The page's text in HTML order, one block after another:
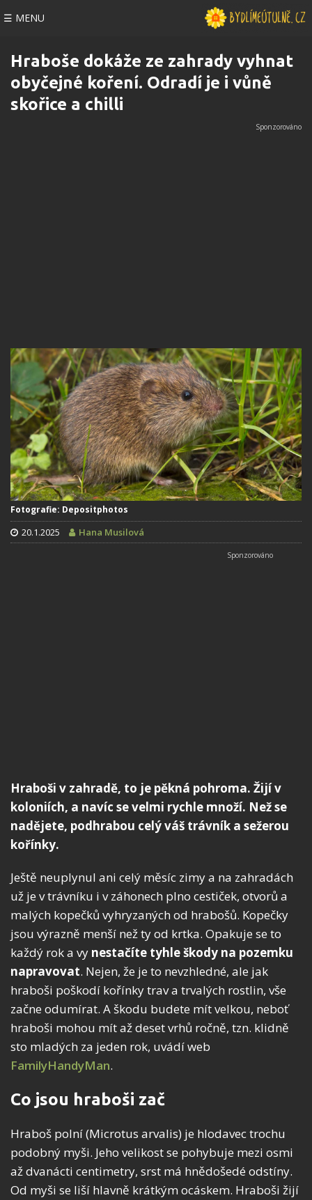
☰ MENU
Hraboše dokáže ze zahrady vyhnat
obyčejné koření. Odradí je i vůně
skořice a chilli
Fotografie: Depositphotos
20.1.2025 Hana Musilová
Hraboši v zahradě, to je pěkná pohroma. Žijí v
koloniích, a navíc se velmi rychle množí. Než se
nadějete, podhrabou celý váš trávník a sežerou
kořínky.
Ještě neuplynul ani celý měsíc zimy a na zahradách
už je v trávníku i v záhonech plno cestiček, otvorů a
malých kopečků vyhryzaných od hrabošů. Kopečky
jsou výrazně menší než ty od krtka. Opakuje se to
každý rok a vy nestačíte tyhle škody na pozemku
napravovat. Nejen, že je to nevzhledné, ale jak
hraboši poškodí kořínky trav a trvalých rostlin, vše
začne odumírat. A škodu budete mít velkou, neboť
hraboši mohou mít až deset vrhů ročně, tzn. klidně
sto mladých za jeden rok, uvádí web
FamilyHandyMan.
Co jsou hraboši zač
Hraboš polní (Microtus arvalis) je hlodavec trochu
podobný myši. Jeho velikost se pohybuje mezi osmi
až dvanácti centimetry, srst má hnědošedé odstíny.
Od myši se liší hlavně krátkým ocáskem. Hraboši žijí